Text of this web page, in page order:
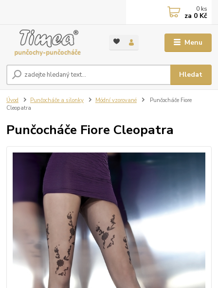
Menu
Hledat
0 ks
za 0 Kč
Úvod Punčocháče a silonky Módní vzorované
Punčocháče Fiore
Cleopatra
Punčocháče Fiore Cleopatra